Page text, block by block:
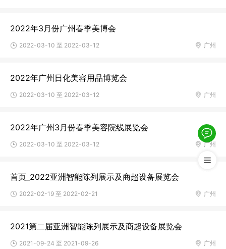
2022年3月份广州春季美博会
广州
2022-03-10 至 2022-03-12
2022年广州日化美容用品博览会
广州
2022-03-10 至 2022-03-12
2022年广州3月份春季美容院线展览会
广州
2022-03-10 至 2022-03-12
首页_2022亚洲智能陈列展示及商超设备展览会
广州
2022-02-19 至 2022-02-21
2021第二届亚洲智能陈列展示及商超设备展览会
广州
2021-09-24 至 2021-09-26